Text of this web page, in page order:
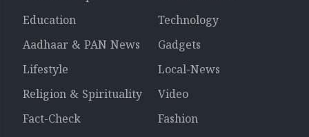
Education
Technology
Aadhaar & PAN News
Gadgets
Lifestyle
Local-News
Religion & Spirituality
Video
Fact-Check
Fashion